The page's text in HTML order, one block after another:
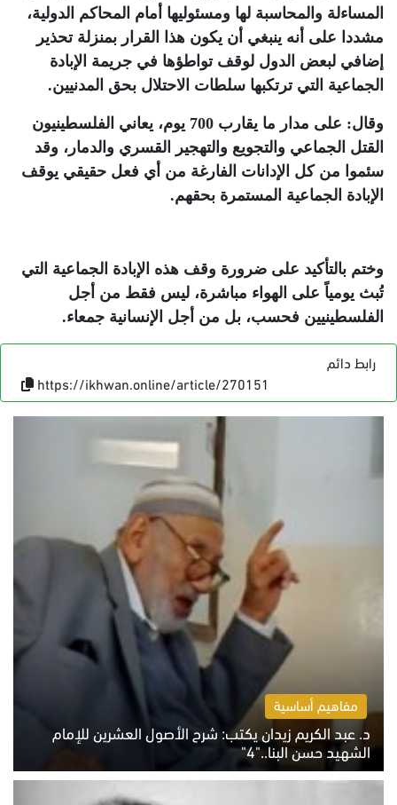
المساءلة والمحاسبة لها ومسئوليها أمام المحاكم الدولية،
مشددا على أنه ينبغي أن يكون هذا القرار بمنزلة تحذير
إضافي لبعض الدول لوقف تواطؤها في جريمة الإبادة
الجماعية التي ترتكبها سلطات الاحتلال بحق المدنيين.
وقال: على مدار ما يقارب 700 يوم، يعاني الفلسطينيون
القتل الجماعي والتجويع والتهجير القسري والدمار، وقد
سئموا من كل الإدانات الفارغة من أي فعل حقيقي يوقف
الإبادة الجماعية المستمرة بحقهم.
وختم بالتأكيد على ضرورة وقف هذه الإبادة الجماعية التي
تُبث يومياً على الهواء مباشرة، ليس فقط من أجل
الفلسطينيين فحسب، بل من أجل الإنسانية جمعاء.
رابط دائم
https://ikhwan.online/article/270151
مفاهيم أساسية
د. عبد الكريم زيدان يكتب: شرح الأصول العشرين للإمام
الشهيد حسن البنا.."4"
الخميس 6 أغسطس 2026 10:27 ص